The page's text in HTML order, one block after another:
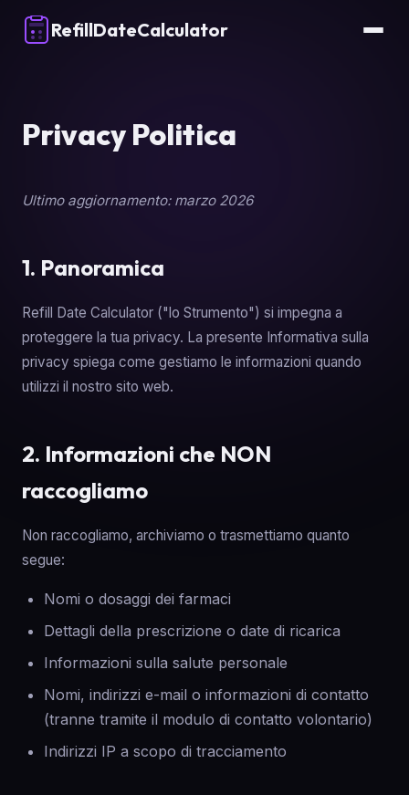
RefillDateCalculator
Privacy Politica
Ultimo aggiornamento: marzo 2026
1. Panoramica
Refill Date Calculator ("lo Strumento") si impegna a
proteggere la tua privacy. La presente Informativa sulla
privacy spiega come gestiamo le informazioni quando
utilizzi il nostro sito web.
2. Informazioni che NON
raccogliamo
Non raccogliamo, archiviamo o trasmettiamo quanto
segue:
Nomi o dosaggi dei farmaci
Dettagli della prescrizione o date di ricarica
Informazioni sulla salute personale
Nomi, indirizzi e-mail o informazioni di contatto
(tranne tramite il modulo di contatto volontario)
Indirizzi IP a scopo di tracciamento